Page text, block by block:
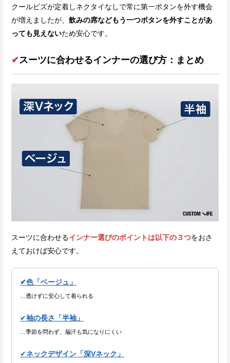
クールビズが定着しネクタイなしで常に第一ボタンを外す機会
が増えましたが、 飲みの席などもう一つボタンを外すことがあ
っても見えないため安心です。
✔スーツに合わせるインナーの選び方：まとめ
スーツに合わせるインナー選びのポイントは以下の３つをおさ
えておけば安心です。
✔色「ベージュ」
…透けずに安心して着られる
✔袖の長さ「半袖」
…季節を問わず、脇汗も気になりにくい
✔ネックデザイン「深Vネック」